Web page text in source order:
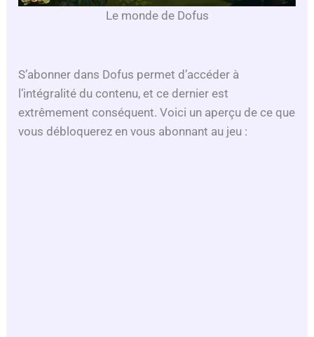
Le monde de Dofus
S’abonner dans Dofus permet d’accéder à
l’intégralité du contenu, et ce dernier est
extrêmement conséquent. Voici un aperçu de ce que
vous débloquerez en vous abonnant au jeu :